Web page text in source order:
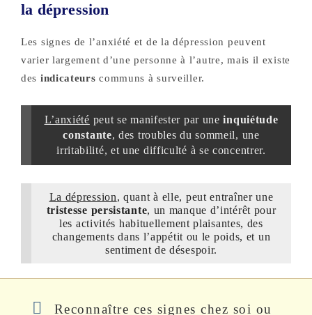
la dépression
Les signes de l’anxiété et de la dépression peuvent
varier largement d’une personne à l’autre, mais il existe
des indicateurs communs à surveiller.
L’anxiété peut se manifester par uneinquiétude
constante, des troubles du sommeil, une
irritabilité, et une difficulté à se concentrer.
La dépression, quant à elle, peut entraîner une
tristesse persistante, un manque d’intérêt pour
les activités habituellement plaisantes, des
changements dans l’appétit ou le poids, et un
sentiment de désespoir.
Reconnaître ces signes chez soi ou